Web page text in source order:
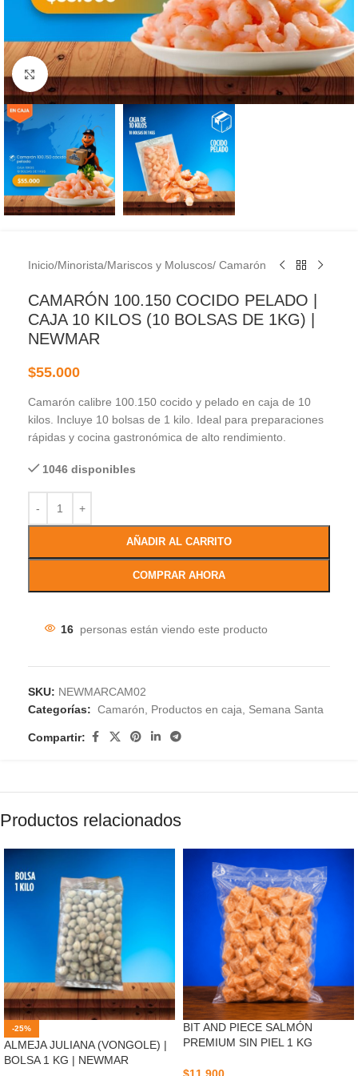
Clic para ampliar
Inicio/Minorista/Mariscos y Moluscos/ Camarón
CAMARÓN 100.150 COCIDO PELADO |
CAJA 10 KILOS (10 BOLSAS DE 1KG) |
NEWMAR
$55.000
Camarón calibre 100.150 cocido y pelado en caja de 10
kilos. Incluye 10 bolsas de 1 kilo. Ideal para preparaciones
rápidas y cocina gastronómica de alto rendimiento.
1046 disponibles
AÑADIR AL CARRITO
COMPRAR AHORA
16 personas están viendo este producto
SKU: NEWMARCAM02
Categorías: Camarón, Productos en caja, Semana Santa
Compartir:
Productos relacionados
-25%
ALMEJA JULIANA (VONGOLE) |
BOLSA 1 KG | NEWMAR
BIT AND PIECE SALMÓN
PREMIUM SIN PIEL 1 KG